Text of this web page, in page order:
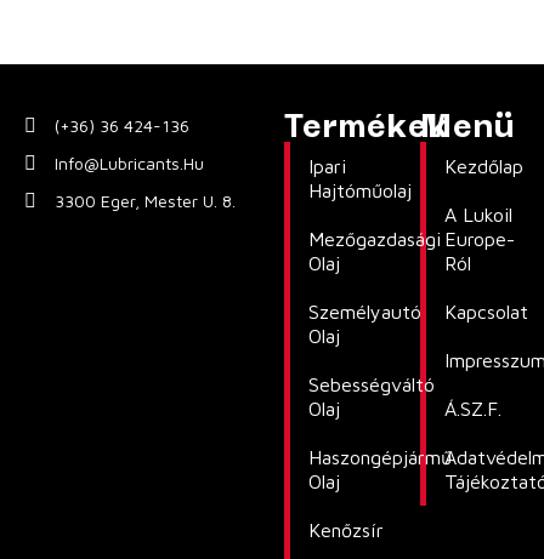
(+36) 36 424-136
Info@lubricants.hu
3300 Eger, Mester U. 8.
Termékek
Ipari
Hajtóműolaj
Mezőgazdasági
Olaj
Személyautó
Olaj
Sebességváltó
Olaj
Haszongépjármű
Olaj
Kenőzsír
Menü
Kezdőlap
A Lukoil
Europe-
Ról
Kapcsolat
Á.SZ.F.